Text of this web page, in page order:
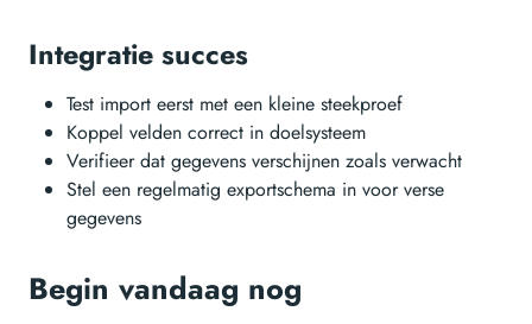
Integratie succes
Test import eerst met een kleine steekproef
Koppel velden correct in doelsysteem
Verifieer dat gegevens verschijnen zoals verwacht
Stel een regelmatig exportschema in voor verse
gegevens
Begin vandaag nog